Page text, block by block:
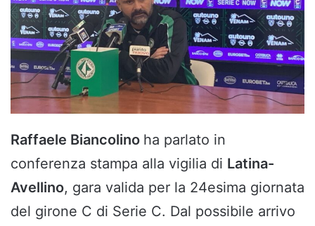
Raffaele Biancolino ha parlato in
conferenza stampa alla vigilia di Latina-
Avellino, gara valida per la 24esima giornata
del girone C di Serie C. Dal possibile arrivo